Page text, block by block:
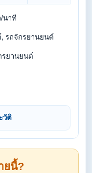
นาที
รถจักรยานยนต์
รยานยนต์
วัติ
ยนี้?